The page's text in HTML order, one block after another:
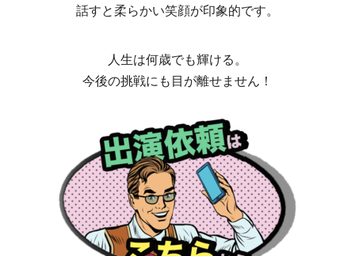
話すと柔らかい笑顔が印象的です。
人生は何歳でも輝ける。
今後の挑戦にも目が離せません！